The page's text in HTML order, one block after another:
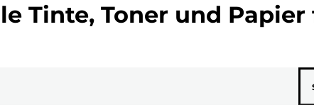
Tinte, Toner und